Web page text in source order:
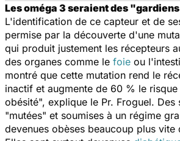
Les oméga 3 seraient des
L'identification de ce capteur et de
permise par la découverte d'une
qui produit justement les récepteurs
des organes comme le foie ou
montré que cette mutation rend le
inactif et augmente de 60 % le
obésité", explique le Pr. Froguel. Des
"mutées" et soumises à un régime
devenues obèses beaucoup plus vite